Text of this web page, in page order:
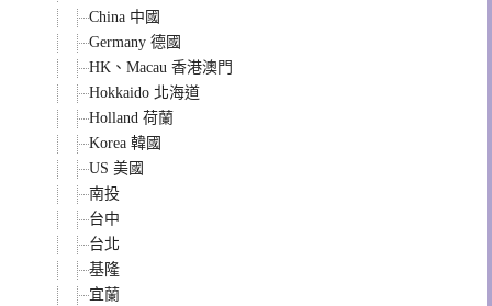
China 中國
Germany 德國
HK、Macau 香港澳門
Hokkaido 北海道
Holland 荷蘭
Korea 韓國
US 美國
南投
台中
台北
基隆
宜蘭